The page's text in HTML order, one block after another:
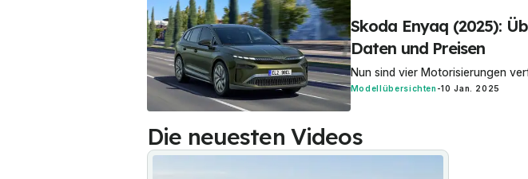
Skoda Enyaq (2025):
Daten und Preisen
Nun sind vier Motorisierungen
Modellübersichten -10 Jan. 2025
Die neuesten Videos